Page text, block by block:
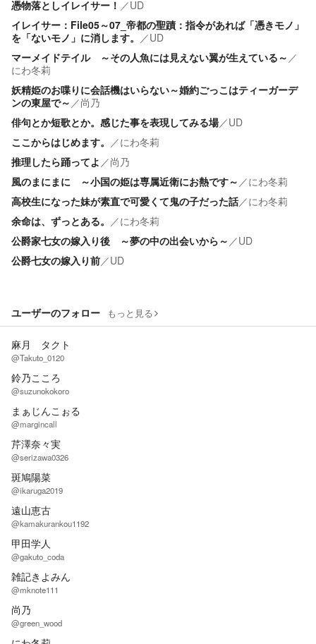
憑物落としイレイサー！ ／UD
イレイサー：File05～07_帝都の聖蹟：指令があれば「憑きモノ」
を「ないモノ」に消します。 ／UD
マーメイドテイル ～その人魚には見えない翼が生えている～ ／
にわ冬莉
妖精姫のお喋りに会話機はいらない～婚約ごっこはティーガーデ
ンの東屋で～ ／尚乃
俳句とか短歌とか。感じた事を表現してみる場／UD
ここからはじめます。 ／にわ冬莉
推理したら踊ってよ ／尚乃
風のまにまに ～小国の姫は専属近衛にお熱です～ ／にわ冬莉
高校生になった妹が素直で可愛くて鬼の子だった話／にわ冬莉
余命は、ずっとある。 ／にわ冬莉
公爵家七女の嫁入り後 ～夢の中の出会いから～ ／UD
公爵七女の嫁入り前／UD
ユーザーのフォロー もっと見る
麻月 タクト
@Takuto_0120
鈴乃こころ
@suzunokokoro
まぁじんこぉる
@margincall
芹澤奈々実
@serizawa0326
斑鳩陽菜
@ikaruga2019
遠山恵古
@kamakurankou1192
甲田学人
@gakuto_coda
雑記きよみん
@mknote111
尚乃
@green_wood